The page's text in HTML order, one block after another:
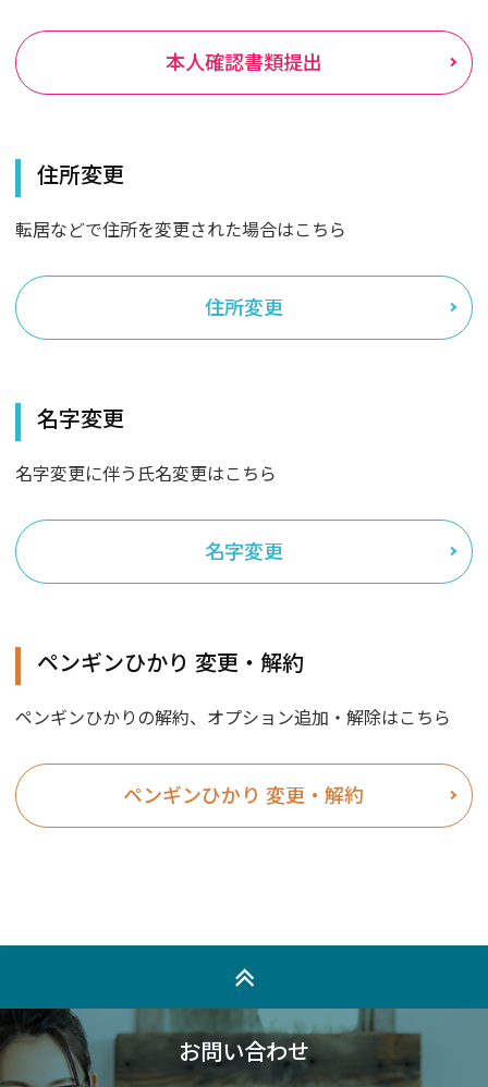
本人確認書類提出
住所変更
転居などで住所を変更された場合はこちら
住所変更
名字変更
名字変更に伴う氏名変更はこちら
名字変更
ペンギンひかり 変更・解約
ペンギンひかりの解約、オプション追加・解除はこちら
ペンギンひかり 変更・解約
お問い合わせ